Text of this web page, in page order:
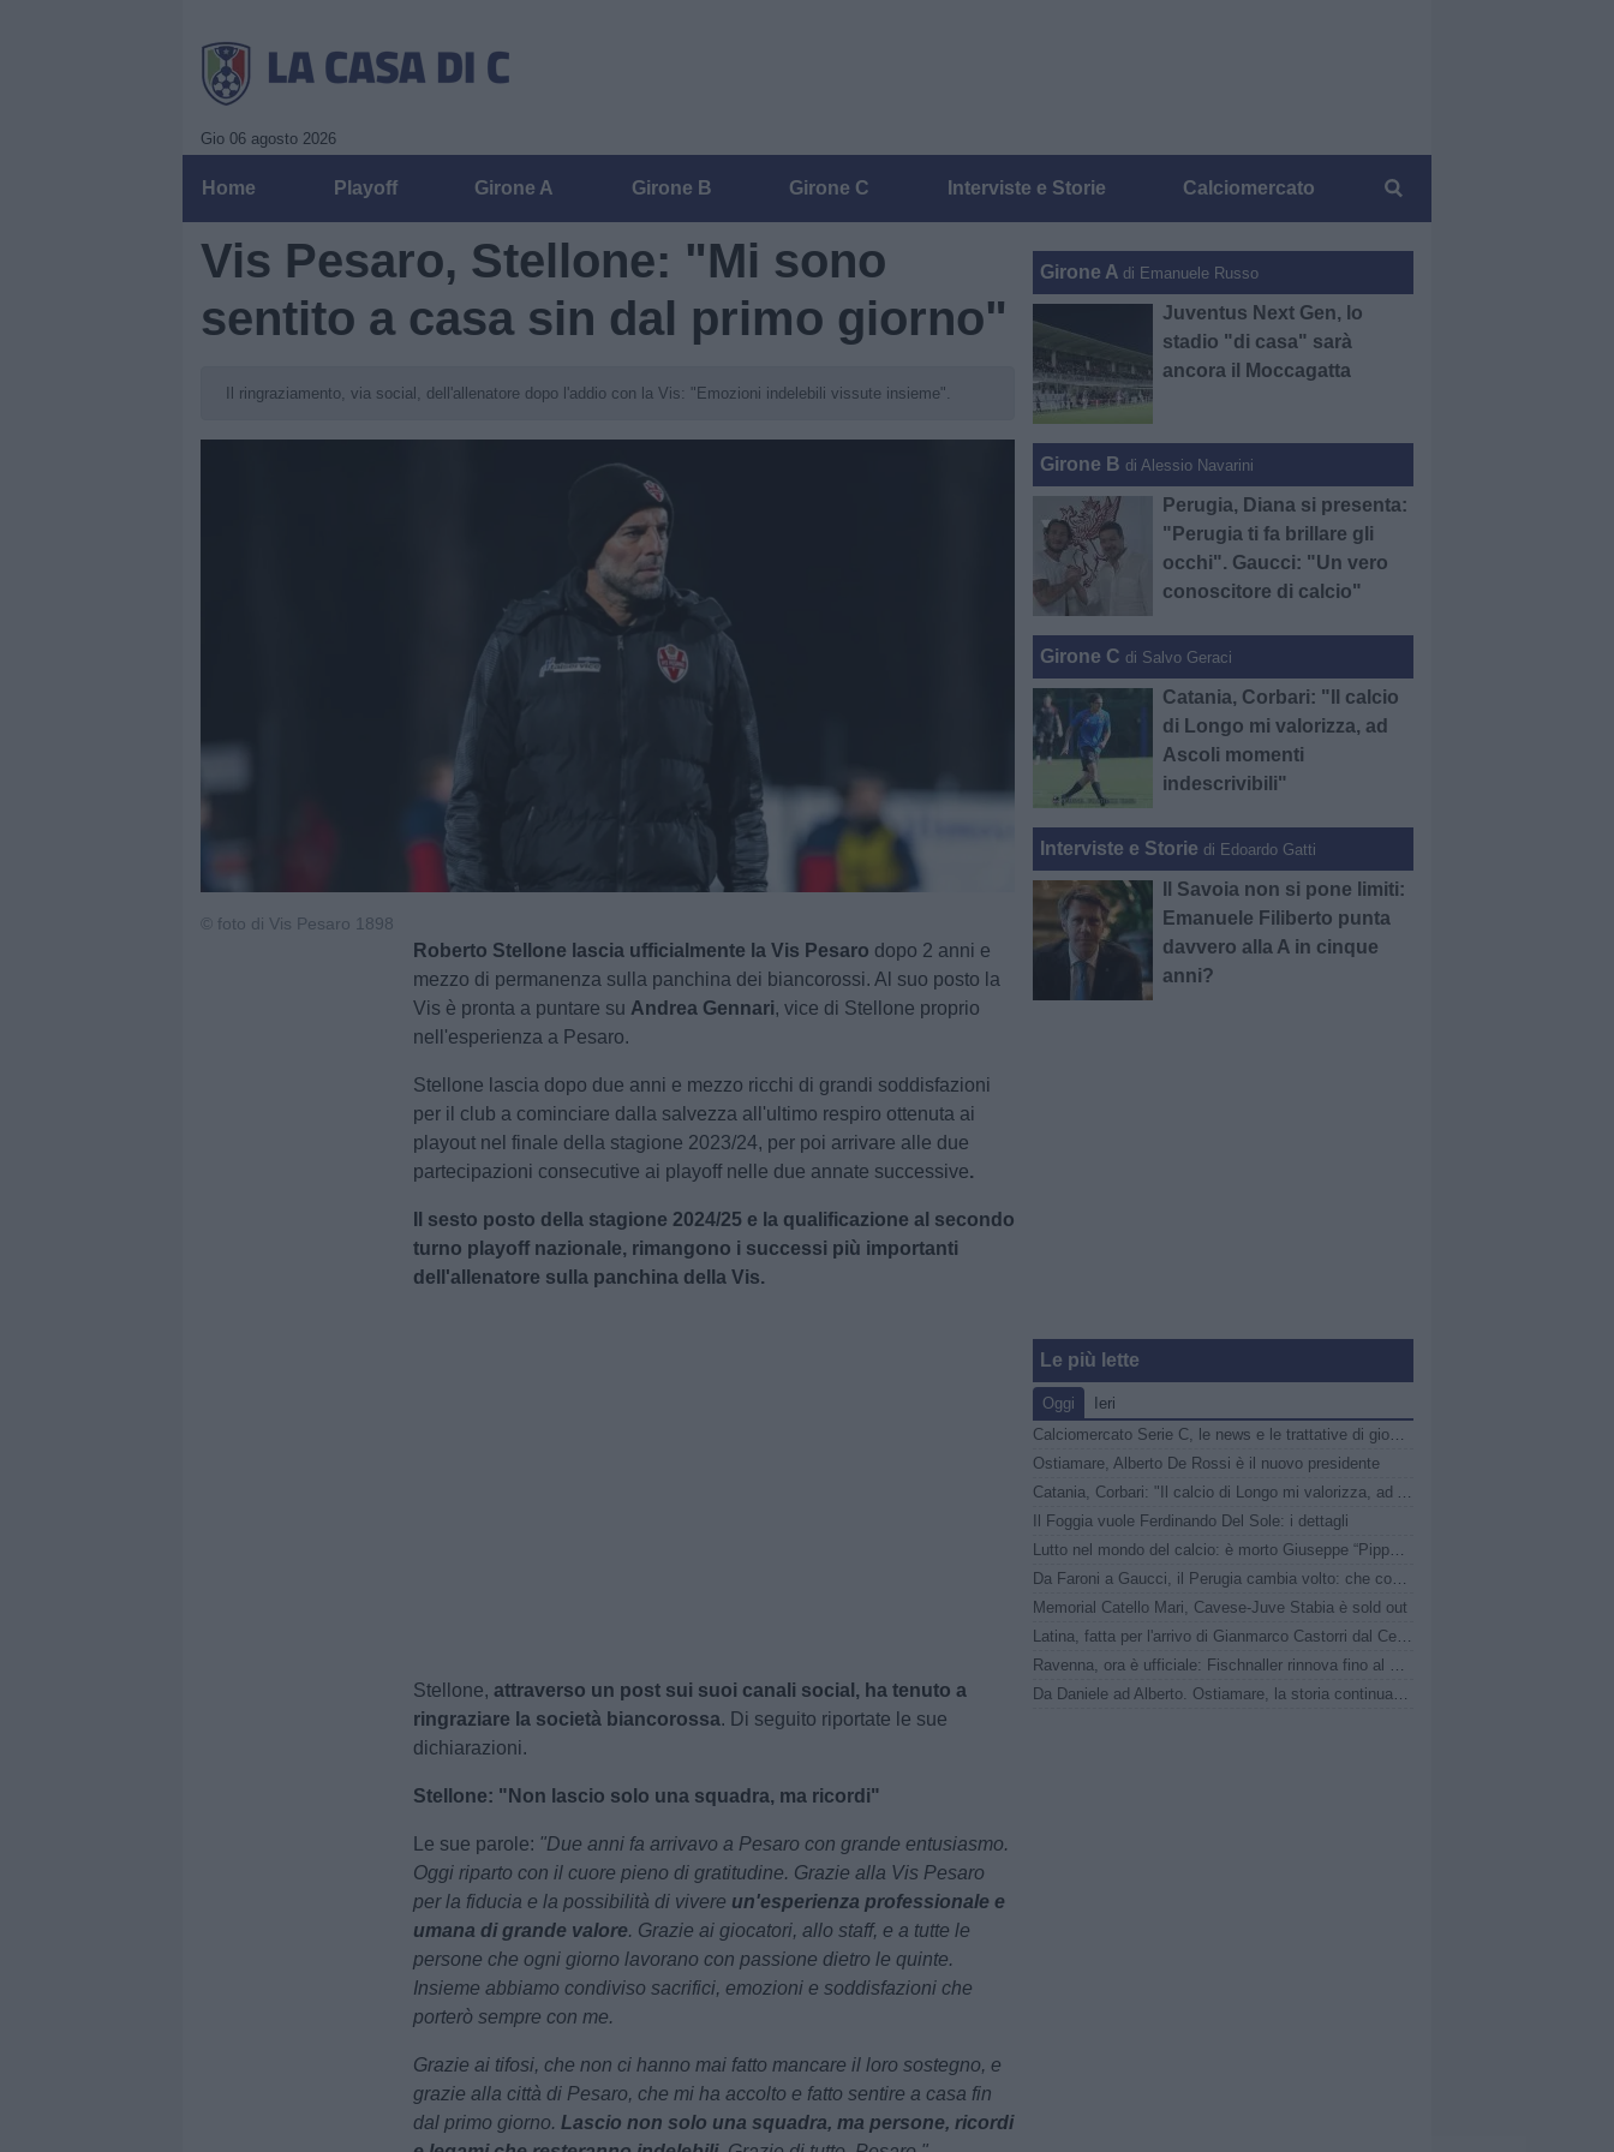
Gio 06 agosto 2026
Home Playoff Girone A Girone B Girone C Interviste e Storie Calciomercato
Vis Pesaro, Stellone: "Mi sono
sentito a casa sin dal primo giorno"
Il ringraziamento, via social, dell'allenatore dopo l'addio con la Vis: "Emozioni indelebili vissute insieme".
© foto di Vis Pesaro 1898
Roberto Stellone lascia ufficialmente la Vis Pesaro dopo 2 anni e
mezzo di permanenza sulla panchina dei biancorossi. Al suo posto la
Vis è pronta a puntare su Andrea Gennari, vice di Stellone proprio
nell'esperienza a Pesaro.
Stellone lascia dopo due anni e mezzo ricchi di grandi soddisfazioni
per il club a cominciare dalla salvezza all'ultimo respiro ottenuta ai
playout nel finale della stagione 2023/24, per poi arrivare alle due
partecipazioni consecutive ai playoff nelle due annate successive.
Il sesto posto della stagione 2024/25 e la qualificazione al secondo
turno playoff nazionale, rimangono i successi più importanti
dell'allenatore sulla panchina della Vis.
Stellone,attraverso un post sui suoi canali social, ha tenuto a
ringraziare la società biancorossa. Di seguito riportate le sue
dichiarazioni.
Stellone: "Non lascio solo una squadra, ma ricordi"
Le sue parole: "Due anni fa arrivavo a Pesaro con grande entusiasmo.
Oggi riparto con il cuore pieno di gratitudine. Grazie alla Vis Pesaro
per la fiducia e la possibilità di vivere un'esperienza professionale e
umana di grande valore. Grazie ai giocatori, allo staff, e a tutte le
persone che ogni giorno lavorano con passione dietro le quinte.
Insieme abbiamo condiviso sacrifici, emozioni e soddisfazioni che
porterò sempre con me.
Grazie ai tifosi, che non ci hanno mai fatto mancare il loro sostegno, e
grazie alla città di Pesaro, che mi ha accolto e fatto sentire a casa fin
dal primo giorno.Lascio non solo una squadra, ma persone, ricordi
Girone A di Emanuele Russo
Juventus Next Gen, lo
stadio "di casa" sarà
ancora il Moccagatta
Girone B di Alessio Navarini
Perugia, Diana si presenta:
"Perugia ti fa brillare gli
occhi". Gaucci: "Un vero
conoscitore di calcio"
Girone C di Salvo Geraci
Catania, Corbari: "Il calcio
di Longo mi valorizza, ad
Ascoli momenti
indescrivibili"
Interviste e Storie di Edoardo Gatti
Il Savoia non si pone limiti:
Emanuele Filiberto punta
davvero alla A in cinque
anni?
Le più lette
Oggi
Ieri
Calciomercato Serie C, le news e le trattative di giovedì 6 agosto | LIVE
Ostiamare, Alberto De Rossi è il nuovo presidente
Catania, Corbari: "Il calcio di Longo mi valorizza, ad Ascoli momenti indescrivibili"
Il Foggia vuole Ferdinando Del Sole: i dettagli
Lutto nel mondo del calcio: è morto Giuseppe “Pippo” Marchioro
Da Faroni a Gaucci, il Perugia cambia volto: che cosa è ArenaCuri?
Memorial Catello Mari, Cavese-Juve Stabia è sold out
Latina, fatta per l'arrivo di Gianmarco Castorri dal Cesena
Ravenna, ora è ufficiale: Fischnaller rinnova fino al 2028
Da Daniele ad Alberto. Ostiamare, la storia continua nel segno dei De Rossi